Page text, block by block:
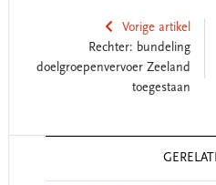
Vorige artikel
Rechter: bundeling
doelgroepenvervoer Zeeland
toegestaan